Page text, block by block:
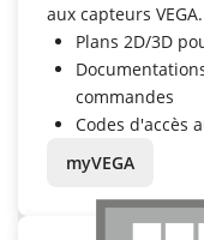
aux capteurs VEGA.
Plans 2D/3D
commandes
Codes d'accès
myVEGA